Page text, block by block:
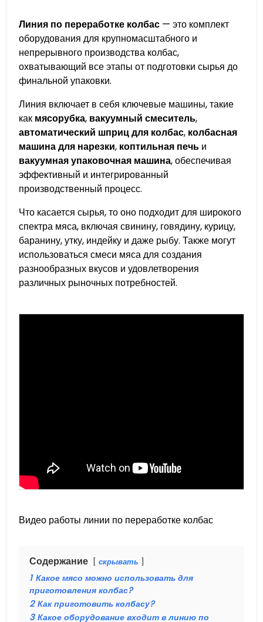
Линия по переработке колбас — это комплект
оборудования для крупномасштабного и
непрерывного производства колбас,
охватывающий все этапы от подготовки сырья до
финальной упаковки.
Линия включает в себя ключевые машины, такие
как мясорубка, вакуумный смеситель,
автоматический шприц для колбас, колбасная
машина для нарезки, коптильная печь и
вакуумная упаковочная машина, обеспечивая
эффективный и интегрированный
производственный процесс.
Что касается сырья, то оно подходит для широкого
спектра мяса, включая свинину, говядину, курицу,
баранину, утку, индейку и даже рыбу. Также могут
использоваться смеси мяса для создания
разнообразных вкусов и удовлетворения
различных рыночных потребностей.
Видео работы линии по переработке колбас
Содержание скрывать
1 Какое мясо можно использовать для
приготовления колбас?
2 Как приготовить колбасу?
3 Какое оборудование входит в линию по